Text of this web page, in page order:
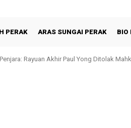
PERAK ARAS SUNGAI PERAK BIO
Rayuan Akhir Paul Yong Ditolak